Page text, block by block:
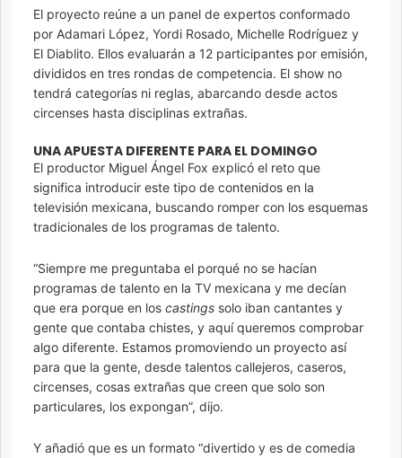
El proyecto reúne a un panel de expertos conformado
por Adamari López, Yordi Rosado, Michelle Rodríguez y
El Diablito. Ellos evaluarán a 12 participantes por emisión,
divididos en tres rondas de competencia. El show no
tendrá categorías ni reglas, abarcando desde actos
circenses hasta disciplinas extrañas.
UNA APUESTA DIFERENTE PARA EL DOMINGO
El productor Miguel Ángel Fox explicó el reto que
significa introducir este tipo de contenidos en la
televisión mexicana, buscando romper con los esquemas
tradicionales de los programas de talento.
“Siempre me preguntaba el porqué no se hacían
programas de talento en la TV mexicana y me decían
que era porque en los castings solo iban cantantes y
gente que contaba chistes, y aquí queremos comprobar
algo diferente. Estamos promoviendo un proyecto así
para que la gente, desde talentos callejeros, caseros,
circenses, cosas extrañas que creen que solo son
particulares, los expongan”, dijo.
Y añadió que es un formato “divertido y es de comedia